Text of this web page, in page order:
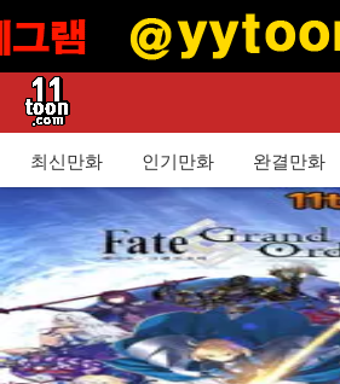
최신만화 인기만화 완결만화